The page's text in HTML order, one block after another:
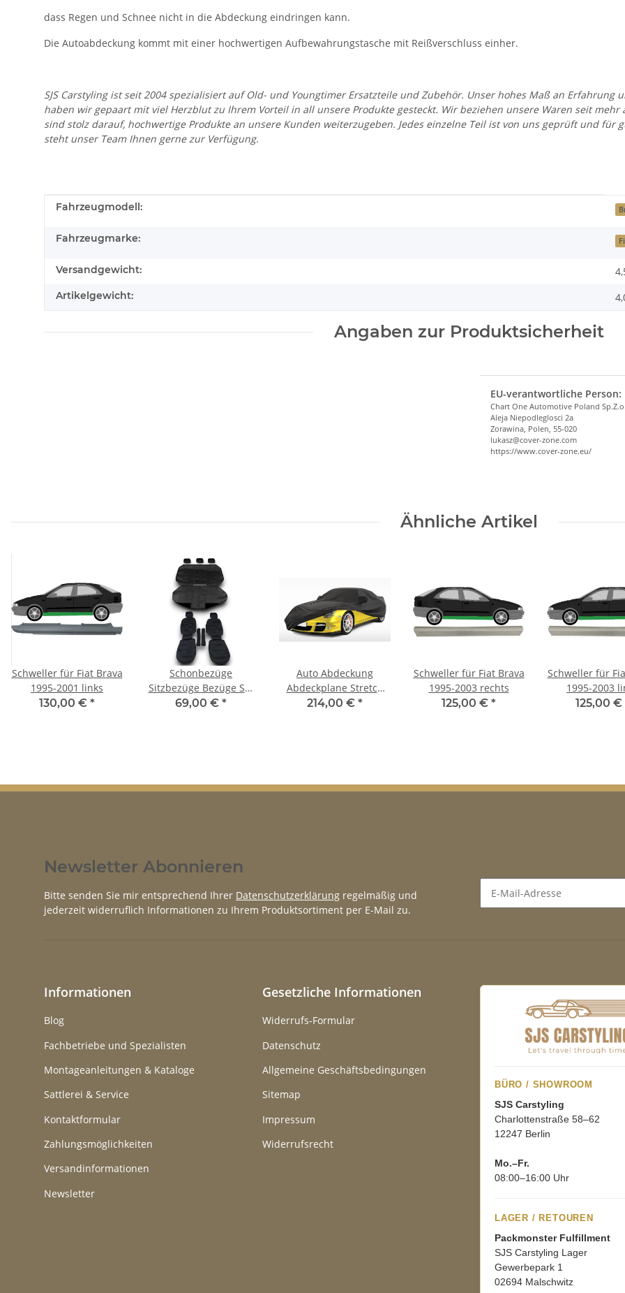
dass Regen und Schnee nicht in die Abdeckung eindringen kann.
Die Autoabdeckung kommt mit einer hochwertigen Aufbewahrungstasche mit Reißverschluss einher.
SJS Carstyling ist seit 2004 spezialisiert auf Old- und Youngtimer Ersatzteile und Zubehör. Unser hohes Maß an Erfahrung
haben wir gepaart mit viel Herzblut zu Ihrem Vorteil in all unsere Produkte gesteckt. Wir beziehen unsere Waren seit
sind stolz darauf, hochwertige Produkte an unsere Kunden weiterzugeben. Jedes einzelne Teil ist von uns geprüft und für
steht unser Team Ihnen gerne zur Verfügung.
Produkteigenschaft
Wert
Fahrzeugmodell:
Fahrzeugmarke:
Versandgewicht:
Artikelgewicht:
Angaben zur Produktsicherheit
EU-verantwortliche Person:
Chart One Automotive Poland
Aleja Niepodleglosci 2a
Zorawina, Polen, 55-020
lukasz@cover-zone.com
https://www.cover-zone.eu/
Ähnliche Artikel
Schweller für Fiat Brava
1995-2001 links
130,00 € *
Schonbezüge
Sitzbezüge Bezüge Set
für Fiat Brava
69,00 € *
Auto Abdeckung
Abdeckplane Stretch
Cover Ganzgarage
214,00 € *
Schweller für Fiat Brava
1995-2003 rechts
125,00 € *
Schweller für
1995-2003
125,00 €
Newsletter Abonnieren
Bitte senden Sie mir entsprechend Ihrer Datenschutzerklärung regelmäßig und
jederzeit widerruflich Informationen zu Ihrem Produktsortiment per E-Mail zu.
Informationen
Blog
Fachbetriebe und Spezialisten
Montageanleitungen & Kataloge
Sattlerei & Service
Kontaktformular
Zahlungsmöglichkeiten
Versandinformationen
Newsletter
Gesetzliche Informationen
Widerrufs-Formular
Datenschutz
Allgemeine Geschäftsbedingungen
Sitemap
Impressum
Widerrufsrecht
BÜRO / SHOWROOM
SJS Carstyling
Charlottenstraße 58–62
12247 Berlin
Mo.–Fr.
08:00–16:00 Uhr
LAGER / RETOUREN
Packmonster Fulfillment
SJS Carstyling Lager
Gewerbepark 1
02694 Malschwitz